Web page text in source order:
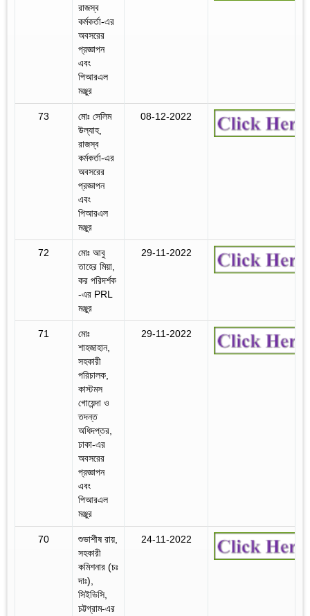
রাজস্ব
কর্মকর্তা-এর
অবসরের
প্রজ্ঞাপন
এবং
পিআরএল
মঞ্জুর
73
মোঃ সেলিম
উল্যাহ,
রাজস্ব
কর্মকর্তা-এর
অবসরের
প্রজ্ঞাপন
এবং
পিআরএল
মঞ্জুর
08-12-2022
72
মোঃ আবু
তাহের মিয়া,
কর পরিদর্শক
-এর PRL
মঞ্জুর
29-11-2022
71
মোঃ
শাহজাহান,
সহকারী
পরিচালক,
কাস্টমস
গোয়েন্দা ও
তদন্ত
অধিদপ্তর,
ঢাকা-এর
অবসরের
প্রজ্ঞাপন
এবং
পিআরএল
মঞ্জুর
29-11-2022
70
শুভাশীষ রায়,
সহকারী
কমিশনার (চঃ
দাঃ),
সিইভিসি,
চট্টগ্রাম-এর
24-11-2022